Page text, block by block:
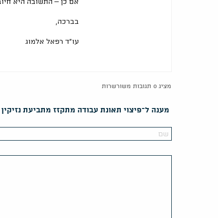
אם כן – התשובה היא
בברכה,
עו"ד רפאל אלמוג
מציג 0 תגובות משורשרות
מענה ל־פיצוי תאונת עבודה מתקזז מתביעת נזיקין